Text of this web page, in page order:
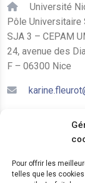
Pour offrir les
telles que les
Université
Pôle Universitaire
SJA 3 – CEPAM
24, avenue des
F – 06300 Nice